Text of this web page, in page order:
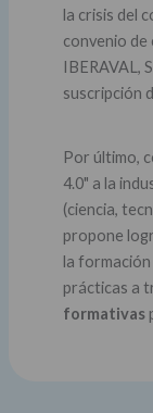
la crisis del
convenio
IBERAVAL,
suscripción
Por último,
4.0" a la
(ciencia,
propone
la formación
prácticas a
formativas